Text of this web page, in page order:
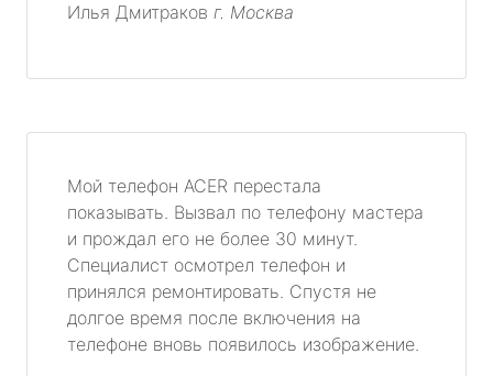
Илья Дмитраков г. Москва
Мой телефон ACER перестала
показывать. Вызвал по телефону мастера
и прождал его не более 30 минут.
Специалист осмотрел телефон и
принялся ремонтировать. Спустя не
долгое время после включения на
телефоне вновь появилось изображение.